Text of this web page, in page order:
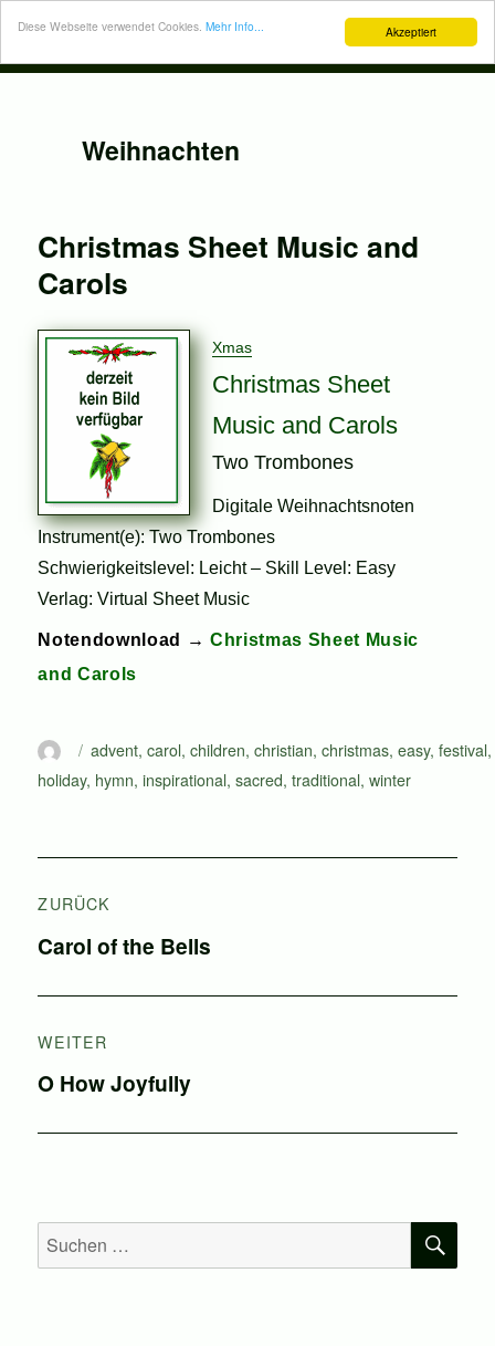
Akzeptiert
Diese Webseite verwendet Cookies. Mehr Info...
Weihnachten
Christmas Sheet Music and
Carols
Xmas
Christmas Sheet
Music and Carols
Two Trombones
Digitale Weihnachtsnoten
Instrument(e): Two Trombones
Schwierigkeitslevel: Leicht – Skill Level: Easy
Verlag: Virtual Sheet Music
Notendownload →Christmas Sheet Music
and Carols
AutorSchlagwörter
advent,carol,children,christian,christmas,easy,festival,
holiday, hymn,inspirational,sacred,traditional,winter
ZURÜCK
Vorheriger
Carol of the Bells
WEITER
Nächster
O How Joyfully
Suchen
nach: